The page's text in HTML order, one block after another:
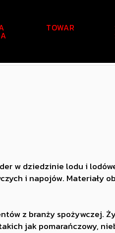
TOWAR
w dziedzinie lodu i
i napojów. Materiały
z branży spożywczej.
jak pomarańczowy,